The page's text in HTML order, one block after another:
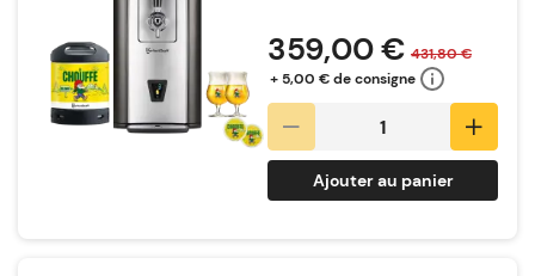
359,00 € 431,80 €
+ 5,00 € de consigne
Ajouter au panier